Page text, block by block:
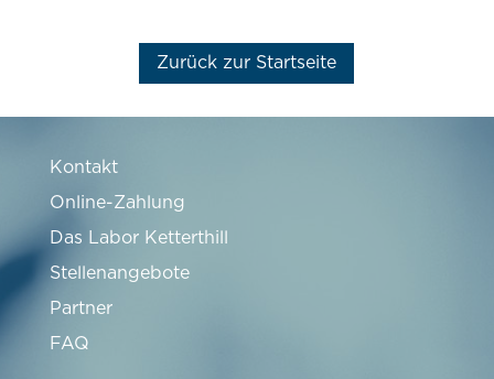
Zurück zur Startseite
Kontakt
Online-Zahlung
Das Labor Ketterthill
Stellenangebote
Partner
FAQ